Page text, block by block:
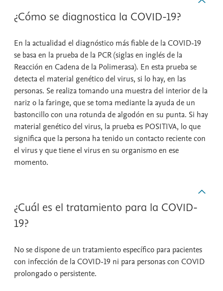
¿Cómo se diagnostica la COVID-19?
En la actualidad el diagnóstico más fiable de la COVID-19
se basa en la prueba de la PCR (siglas en inglés de la
Reacción en Cadena de la Polimerasa). En esta prueba se
detecta el material genético del virus, si lo hay, en las
personas. Se realiza tomando una muestra del interior de la
nariz o la faringe, que se toma mediante la ayuda de un
bastoncillo con una rotunda de algodón en su punta. Si hay
material genético del virus, la prueba es POSITIVA, lo que
significa que la persona ha tenido un contacto reciente con
el virus y que tiene el virus en su organismo en ese
momento.
¿Cuál es el tratamiento para la COVID-
19?
No se dispone de un tratamiento específico para pacientes
con infección de la COVID-19 ni para personas con COVID
prolongado o persistente.